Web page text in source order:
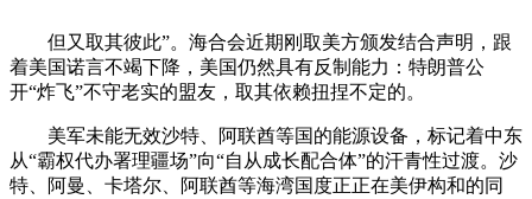
但又取其彼此”。海合会近期刚取美方颁发结合声明，跟
着美国诺言不竭下降，美国仍然具有反制能力：特朗普公
开“炸飞”不守老实的盟友，取其依赖扭捏不定的。
美军未能无效沙特、阿联酋等国的能源设备，标记着中东
从“霸权代办署理疆场”向“自从成长配合体”的汗青性过渡。沙
特、阿曼、卡塔尔、阿联酋等海湾国度正正在美伊构和的同